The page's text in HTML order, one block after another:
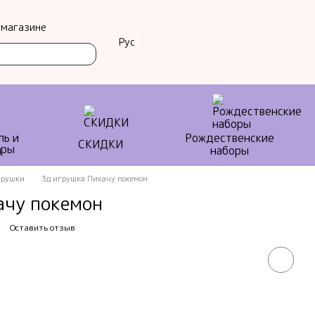
Рус
и
СКИДКИ
Рождественские
наборы
3д игрушка Пикачу покемон
покемон
Оставить отзыв